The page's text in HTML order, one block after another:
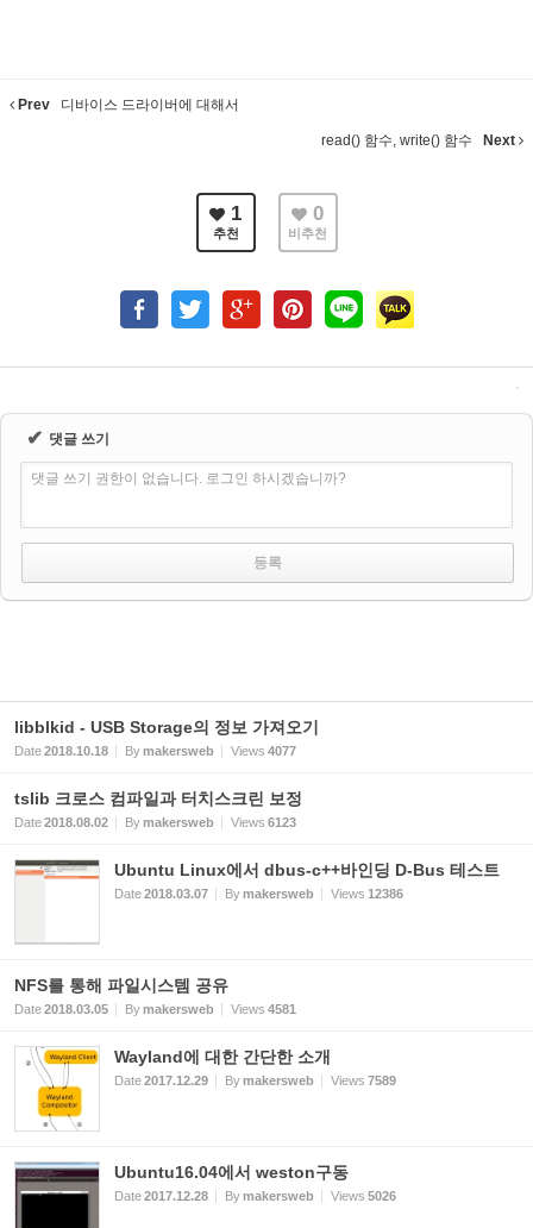
Prev 디바이스 드라이버에 대해서
read() 함수, write() 함수 Next
1
추천
0
비추천
✔ 댓글 쓰기
댓글 쓰기 권한이 없습니다. 로그인 하시겠습니까?
libblkid - USB Storage의 정보 가져오기
Date2018.10.18 Bymakersweb Views 4077
tslib 크로스 컴파일과 터치스크린 보정
Date2018.08.02 Bymakersweb Views 6123
Ubuntu Linux에서 dbus-c++바인딩 D-Bus 테스트
Date2018.03.07 Bymakersweb Views 12386
NFS를 통해 파일시스템 공유
Date2018.03.05 Bymakersweb Views 4581
Wayland에 대한 간단한 소개
Date2017.12.29 Bymakersweb Views 7589
Ubuntu16.04에서 weston구동
Date2017.12.28 Bymakersweb Views 5026